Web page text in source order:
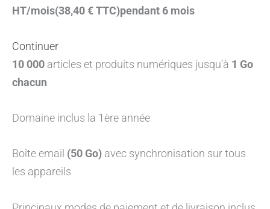
HT/mois(38,40 € TTC)pendant 6 mois
Continuer
10 000 articles et produits numériques jusqu’à 1 Go
chacun
Domaine inclus la 1ère année
Boîte email (50 Go) avec synchronisation sur tous
les appareils